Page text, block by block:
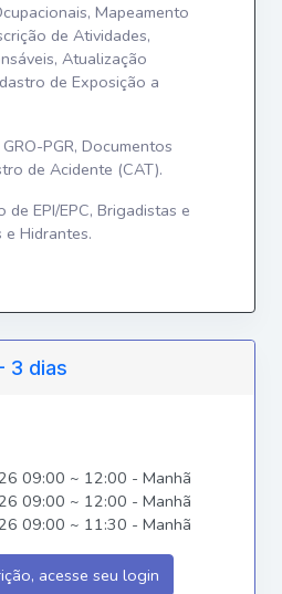
Mapeamento
de Atividades,
Atualização
de Exposição a
PGR, Documentos
de Acidente (CAT).
EPI/EPC, Brigadistas e
Hidrantes.
3 dias
09:00 ~ 12:00 - Manhã
09:00 ~ 12:00 - Manhã
09:00 ~ 11:30 - Manhã
acesse seu login